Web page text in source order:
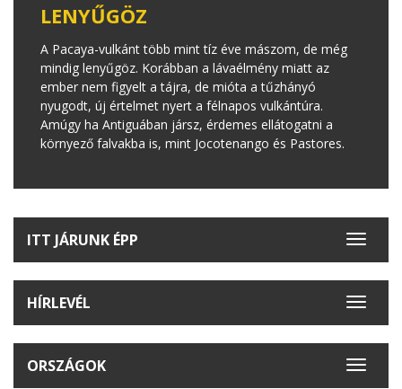
LENYŰGÖZ
A Pacaya-vulkánt több mint tíz éve mászom, de még
mindig lenyűgöz. Korábban a lávaélmény miatt az
ember nem figyelt a tájra, de mióta a tűzhányó
nyugodt, új értelmet nyert a félnapos vulkántúra.
Amúgy ha Antiguában jársz, érdemes ellátogatni a
környező falvakba is, mint Jocotenango és Pastores.
Toggle
ITT JÁRUNK ÉPP
Toggle
HÍRLEVÉL
Toggle
ORSZÁGOK